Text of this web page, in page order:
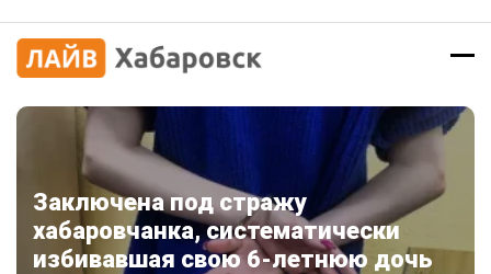
Заключена под стражу
хабаровчанка, систематически
избивавшая свою 6-летнюю дочь